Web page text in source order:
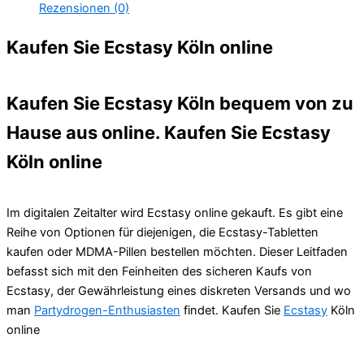
Rezensionen (0)
Kaufen Sie Ecstasy Köln online
Kaufen Sie Ecstasy Köln bequem von zu
Hause aus online. Kaufen Sie Ecstasy
Köln online
Im digitalen Zeitalter wird Ecstasy online gekauft. Es gibt eine
Reihe von Optionen für diejenigen, die Ecstasy-Tabletten
kaufen oder MDMA-Pillen bestellen möchten. Dieser Leitfaden
befasst sich mit den Feinheiten des sicheren Kaufs von
Ecstasy, der Gewährleistung eines diskreten Versands und wo
man Partydrogen-Enthusiasten findet. Kaufen Sie Ecstasy Köln
online